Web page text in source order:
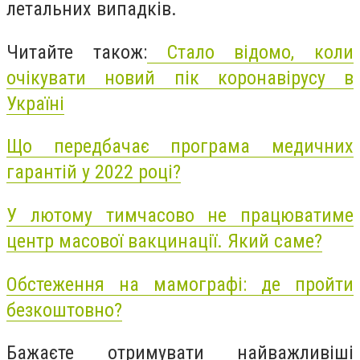
летальних випадків.
Читайте також: Стало відомо, коли
очікувати новий пік коронавірусу в
Україні
Що передбачає програма медичних
гарантій у 2022 році?
У лютому тимчасово не працюватиме
центр масової вакцинації. Який саме?
Обстеження на мамографі: де пройти
безкоштовно?
Бажаєте отримувати найважливіші